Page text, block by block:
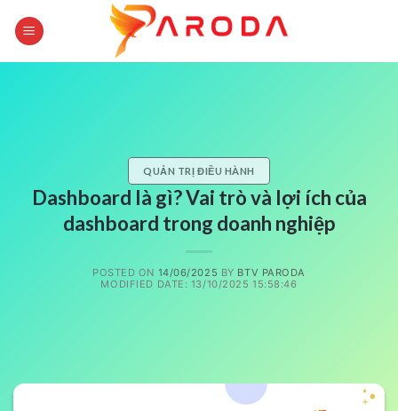
QUẢN TRỊ ĐIỀU HÀNH
Dashboard là gì? Vai trò và lợi ích của
dashboard trong doanh nghiệp
POSTED ON 14/06/2025 BY BTV PARODA
MODIFIED DATE: 13/10/2025 15:58:46